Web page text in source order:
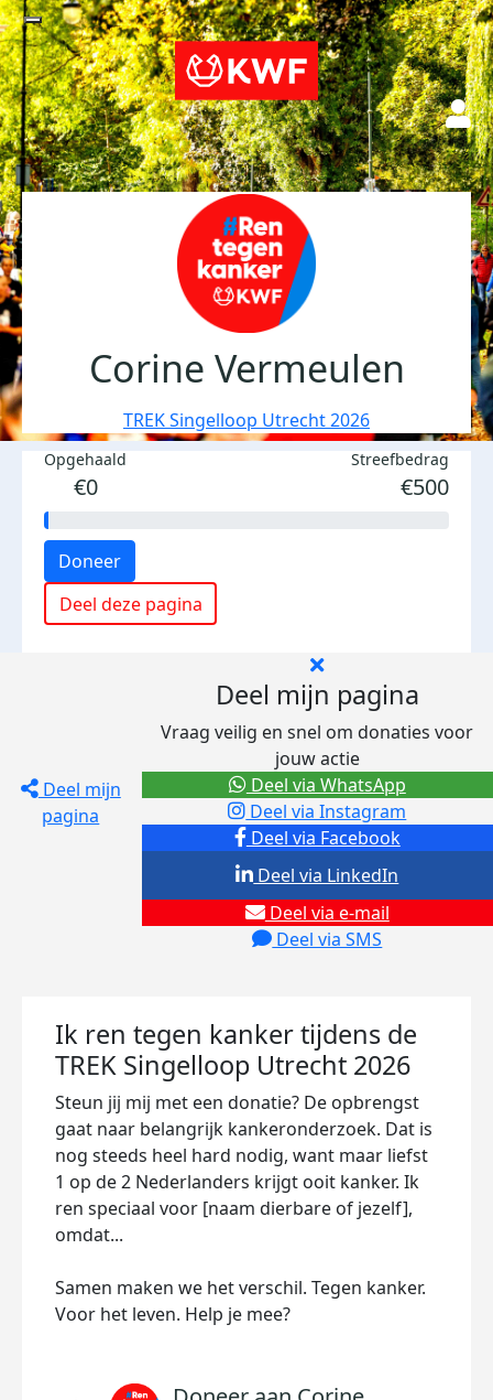
Corine Vermeulen
TREK Singelloop Utrecht 2026
Opgehaald
€0
Streefbedrag
€500
Doneer
Deel deze pagina
Deel mijn
pagina
Deel mijn pagina
Vraag veilig en snel om donaties voor
jouw actie
Deel via Facebook
Deel via Instagram
Deel via e-mail
Deel via SMS
Deel via LinkedIn
Deel via WhatsApp
Ik ren tegen kanker tijdens de
TREK Singelloop Utrecht 2026
Steun jij mij met een donatie? De opbrengst
gaat naar belangrijk kankeronderzoek. Dat is
nog steeds heel hard nodig, want maar liefst
1 op de 2 Nederlanders krijgt ooit kanker. Ik
ren speciaal voor [naam dierbare of jezelf],
omdat...
Samen maken we het verschil. Tegen kanker.
Voor het leven. Help je mee?